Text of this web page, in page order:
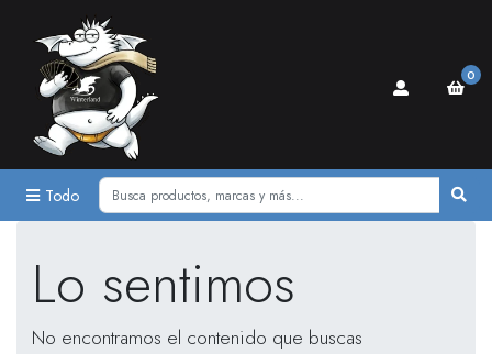
Todo
0
Lo sentimos
No encontramos el contenido que buscas